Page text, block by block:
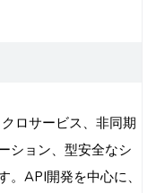
ロサービス、非同期
ション、型安全なシ
API開発を中心に、